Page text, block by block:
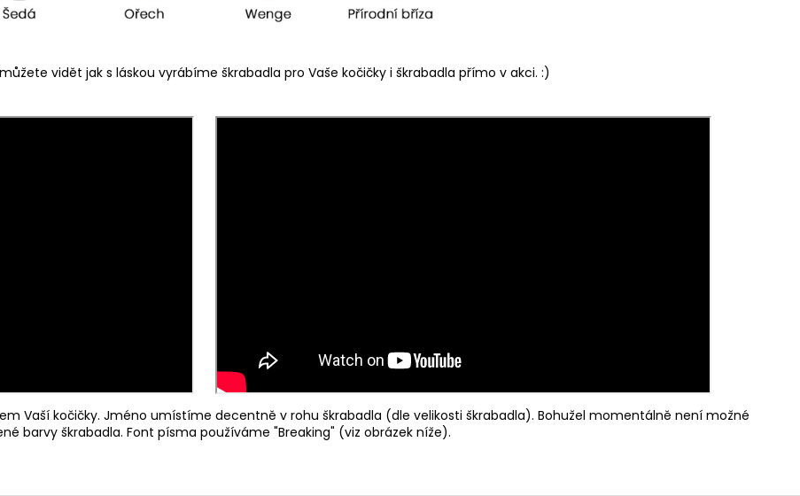
vidět jak s láskou vyrábíme škrabadla pro Vaše kočičky i škrabadla přímo v akci. :)
Vaší kočičky. Jméno umístíme decentně v rohu škrabadla (dle velikosti škrabadla). Bohužel momentálně není možné
barvy škrabadla. Font písma používáme "Breaking" (viz obrázek níže).